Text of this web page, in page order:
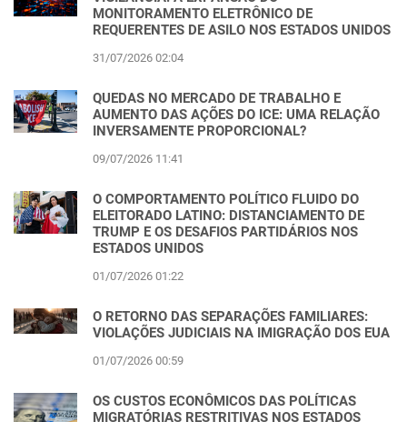
MONITORAMENTO ELETRÔNICO DE
REQUERENTES DE ASILO NOS ESTADOS UNIDOS
31/07/2026 02:04
QUEDAS NO MERCADO DE TRABALHO E
AUMENTO DAS AÇÕES DO ICE: UMA RELAÇÃO
INVERSAMENTE PROPORCIONAL?
09/07/2026 11:41
O COMPORTAMENTO POLÍTICO FLUIDO DO
ELEITORADO LATINO: DISTANCIAMENTO DE
TRUMP E OS DESAFIOS PARTIDÁRIOS NOS
ESTADOS UNIDOS
01/07/2026 01:22
O RETORNO DAS SEPARAÇÕES FAMILIARES:
VIOLAÇÕES JUDICIAIS NA IMIGRAÇÃO DOS EUA
01/07/2026 00:59
OS CUSTOS ECONÔMICOS DAS POLÍTICAS
MIGRATÓRIAS RESTRITIVAS NOS ESTADOS